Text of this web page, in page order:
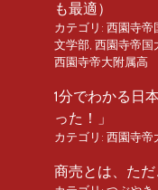
も最適）
カテゴリ: 西園寺
文学部, 西園寺帝国
西園寺帝大附属高
1分でわかる日
った！」
カテゴリ: 西園寺帝
商売とは、ただ